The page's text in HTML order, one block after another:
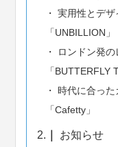
実用性とデザ
「UNBILLION」
ロンドン発
「BUTTERFLY
時代に合った
「Cafetty」
2. お知らせ